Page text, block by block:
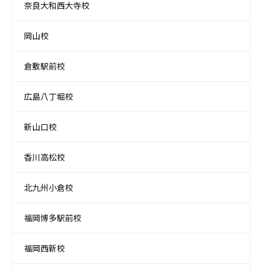
奈良大和西大寺校
岡山校
倉敷駅前校
広島八丁堀校
新山口校
香川高松校
北九州小倉校
福岡博多駅前校
福岡西新校